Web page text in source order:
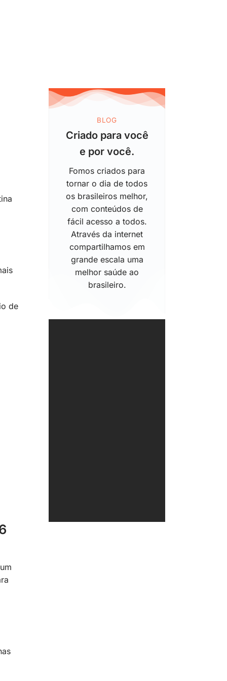
de
BLOG
Criado para você
e por você.
Fomos criados para
tornar o dia de todos
os brasileiros melhor,
com conteúdos de
fácil acesso a todos.
Através da internet
compartilhamos em
grande escala uma
melhor saúde ao
brasileiro.